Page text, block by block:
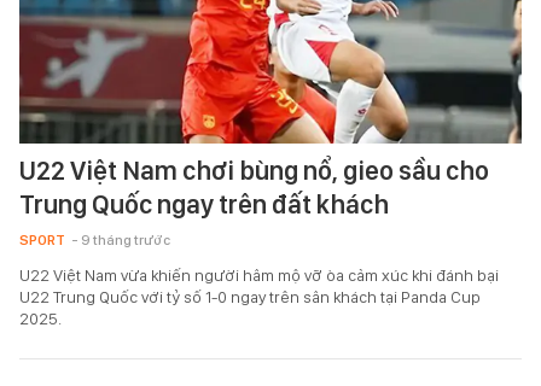
U22 Việt Nam chơi bùng nổ, gieo sầu cho
Trung Quốc ngay trên đất khách
SPORT - 9 tháng trước
U22 Việt Nam vừa khiến người hâm mộ vỡ òa cảm xúc khi đánh bại
U22 Trung Quốc với tỷ số 1-0 ngay trên sân khách tại Panda Cup
2025.